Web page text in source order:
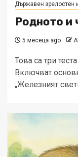
Държавен зрелостен
Родното и
5 месеца ago
Това са три
Включват
„Железният